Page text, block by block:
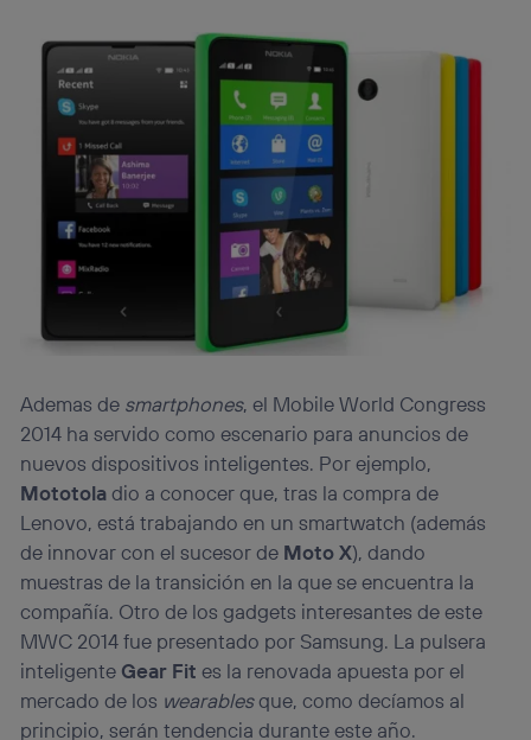
Ademas de smartphones, el Mobile World Congress
2014 ha servido como escenario para anuncios de
nuevos dispositivos inteligentes. Por ejemplo,
Mototoladio a conocer que, tras la compra de
Lenovo, está trabajando en un smartwatch (además
de innovar con el sucesor de Moto X), dando
muestras de la transición en la que se encuentra la
compañía. Otro de los gadgets interesantes de este
MWC 2014 fue presentado por Samsung. La pulsera
inteligente Gear Fites la renovada apuesta por el
mercado de los wearablesque, como decíamos al
principio, serán tendencia durante este año.